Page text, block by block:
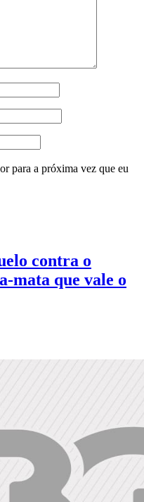
para a próxima vez que eu
contra o
mata que vale o